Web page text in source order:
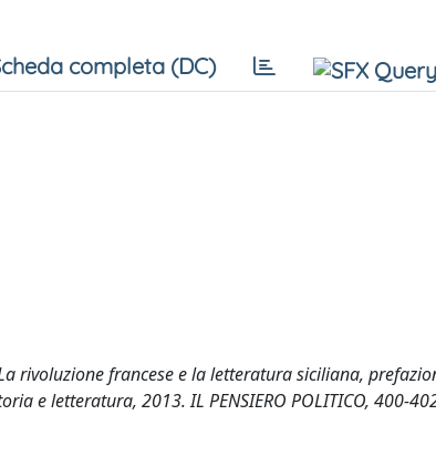
completa (DC)
rivoluzione francese e la letteratura siciliana,
e letteratura, 2013. IL PENSIERO POLITICO, 400-